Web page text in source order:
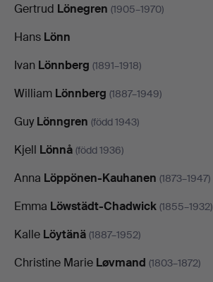
Gertrud Lönegren (1905–1970)
Hans Lönn
Ivan Lönnberg (1891–1918)
William Lönnberg (1887–1949)
GuyLönngren (född 1943)
Kjell Lönnå (född 1936)
Anna Löppönen-Kauhanen (1873–1947)
Emma Löwstädt-Chadwick (1855–1932)
Kalle Löytänä (1887–1952)
Christine Marie Løvmand (1803–1872)